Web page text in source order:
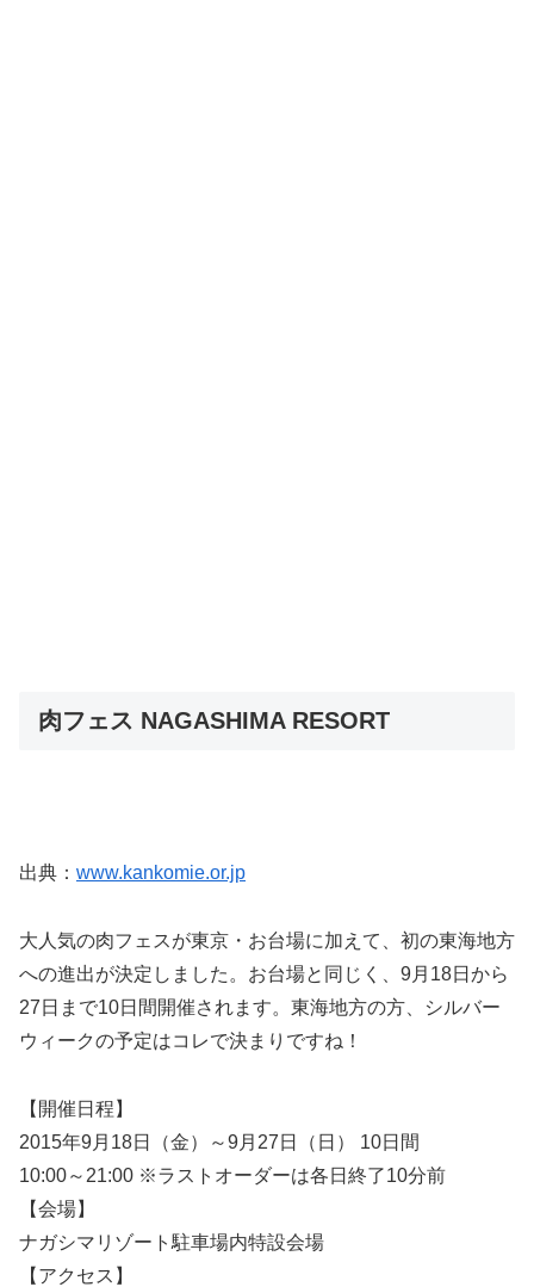
肉フェス NAGASHIMA RESORT
出典： www.kankomie.or.jp
大人気の肉フェスが東京・お台場に加えて、初の東海地方
への進出が決定しました。お台場と同じく、9月18日から
27日まで10日間開催されます。東海地方の方、シルバー
ウィークの予定はコレで決まりですね！
【開催日程】
2015年9月18日（金）～9月27日（日） 10日間
10:00～21:00 ※ラストオーダーは各日終了10分前
【会場】
ナガシマリゾート駐車場内特設会場
【アクセス】